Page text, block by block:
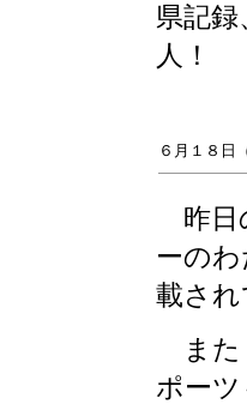
県記
人！
６月１８日
昨日
ーの
載され
また
ポー